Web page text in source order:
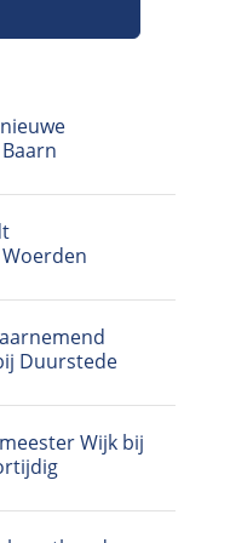
Duurstede
Wijk bij